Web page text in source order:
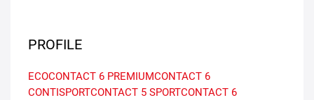
PROFILE
ECOCONTACT 6 PREMIUMCONTACT 6
CONTISPORTCONTACT 5 SPORTCONTACT 6